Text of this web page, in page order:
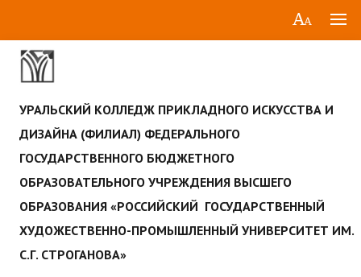
УРАЛЬСКИЙ КОЛЛЕДЖ ПРИКЛАДНОГО ИСКУССТВА И
ДИЗАЙНА (ФИЛИАЛ) ФЕДЕРАЛЬНОГО
ГОСУДАРСТВЕННОГО БЮДЖЕТНОГО
ОБРАЗОВАТЕЛЬНОГО УЧРЕЖДЕНИЯ ВЫСШЕГО
ОБРАЗОВАНИЯ «РОССИЙСКИЙ ГОСУДАРСТВЕННЫЙ
ХУДОЖЕСТВЕННО-ПРОМЫШЛЕННЫЙ УНИВЕРСИТЕТ ИМ.
С.Г. СТРОГАНОВА»